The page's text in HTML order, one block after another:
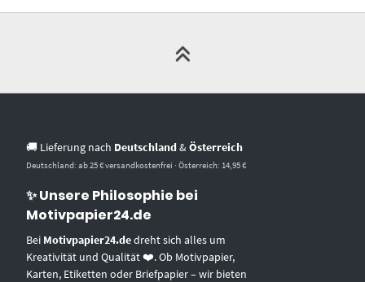
🚚 Lieferung nach Deutschland &Österreich
Deutschland: ab 25 € versandkostenfrei · Österreich: 14,95 €
✨ Unsere Philosophie bei
Motivpapier24.de
Bei Motivpapier24.dedreht sich alles um
Kreativität und Qualität ❤️. Ob Motivpapier,
Karten, Etiketten oder Briefpapier – wir bieten